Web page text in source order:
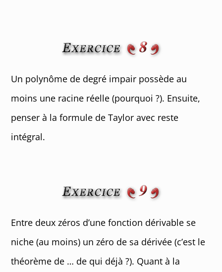
Un polynôme de degré impair possède au
moins une racine réelle (pourquoi ?). Ensuite,
penser à la formule de Taylor avec reste
intégral.
Entre deux zéros d’une fonction dérivable se
niche (au moins) un zéro de sa dérivée (c’est le
théorème de … de qui déjà ?). Quant à la